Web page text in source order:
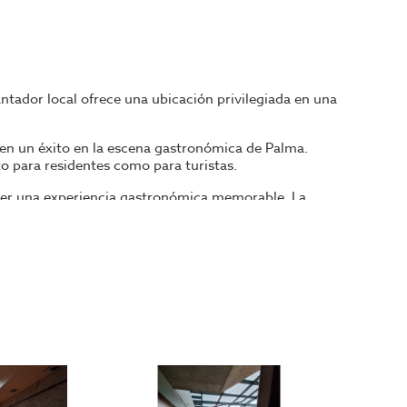
local ofrece una ubicación privilegiada en una
un éxito en la escena gastronómica de Palma.
para residentes como para turistas.
una experiencia gastronómica memorable. La
destino turístico popular durante todo el año. Con
esta emocionante ciudad.
ayudarte a hacer realidad tus ambiciones